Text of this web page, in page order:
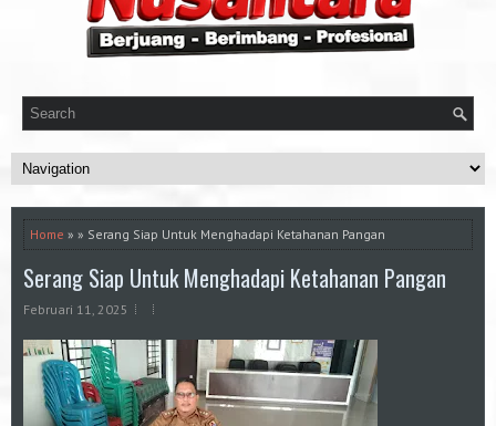
Home » » Serang Siap Untuk Menghadapi Ketahanan Pangan
Serang Siap Untuk Menghadapi Ketahanan Pangan
Februari 11, 2025